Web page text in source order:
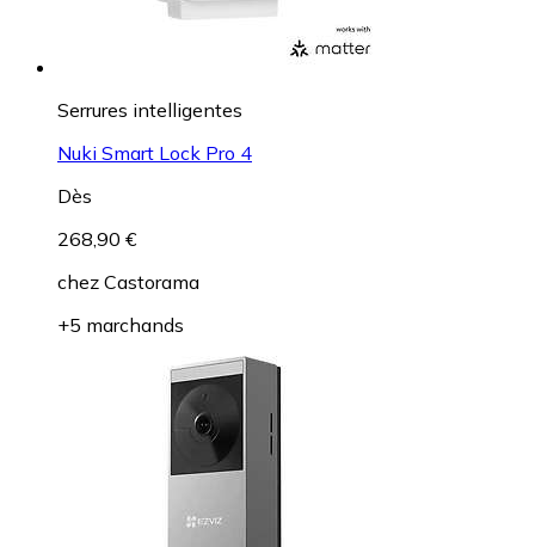
Serrures intelligentes
Nuki Smart Lock Pro 4
Dès
268,90 €
chez Castorama
+5 marchands